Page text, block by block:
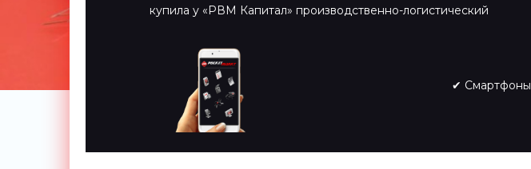
купила у «РВМ Капитал» производственно-логистический
✔ Смартфоны